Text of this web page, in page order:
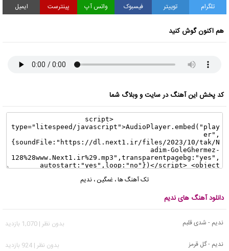
تلگرام توییتر فیسبوک واتس آپ پینترست ایمیل
هم اکنون گوش کنید
کد پخش این آهنگ در سایت و وبلاگ شما
تک آهنگ ها، غمگین ، ندیم
دانلود آهنگ های ندیم
ندیم - شدی قلبم
بدون نظر | 1,070 بازدید
ندیم - گل قرمز
بدون نظر | 924 بازدید